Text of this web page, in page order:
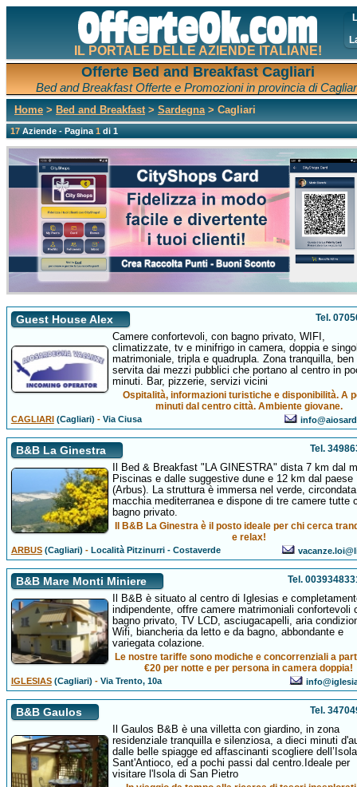
IL PORTALE DELLE AZIENDE ITALIANE!
Offerte Bed and Breakfast Cagliari
Bed and Breakfast Offerte e Promozioni in provincia di
Home > Bed and Breakfast> Sardegna> Cagliari
17Aziende - Pagina1di 1
Guest House Alex Tel.
Camere confortevoli, con bagno privato, WIFI,
climatizzate, tv e minifrigo in camera, doppia e
matrimoniale, tripla e quadrupla. Zona tranquilla, ben
servita dai mezzi pubblici che portano al centro in
minuti. Bar, pizzerie, servizi vicini
Ospitalità, informazioni turistiche e disponibilità. A
minuti dal centro città. Ambiente giovane.
CAGLIARI(Cagliari) -Via Ciusa
B&B La Ginestra Tel.
Il Bed & Breakfast "LA GINESTRA" dista 7 km dal
Piscinas e dalle suggestive dune e 12 km dal paese
(Arbus). La struttura è immersa nel verde,
macchia mediterranea e dispone di tre camere tutte
bagno privato.
Il B&B La Ginestra è il posto ideale per chi cerca
e relax!
ARBUS(Cagliari) -Località Pitzinurri - Costaverde
B&B Mare Monti Miniere Tel.
Il B&B è situato al centro di Iglesias e
indipendente, offre camere matrimoniali confortevoli
bagno privato, TV LCD, asciugacapelli, aria
Wifi, biancheria da letto e da bagno, abbondante e
variegata colazione.
Le nostre tariffe sono modiche e concorrenziali a
€20 per notte e per persona in camera doppia!
IGLESIAS(Cagliari) -Via Trento, 10a
B&B Gaulos Tel.
Il Gaulos B&B è una villetta con giardino, in zona
residenziale tranquilla e silenziosa, a dieci minuti
dalle belle spiagge ed affascinanti scogliere
Sant'Antioco, ed a pochi passi dal centro.Ideale per
visitare l'Isola di San Pietro